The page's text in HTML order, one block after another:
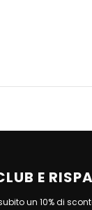
E
un 10% di